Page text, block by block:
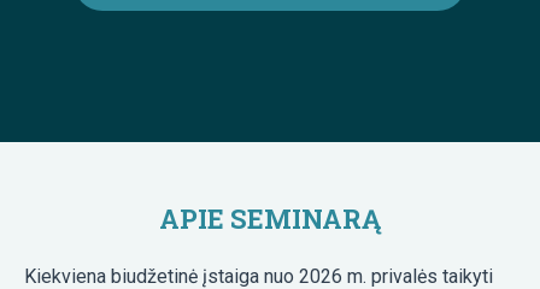
APIE SEMINARĄ
Kiekviena biudžetinė įstaiga nuo 2026 m. privalės taikyti